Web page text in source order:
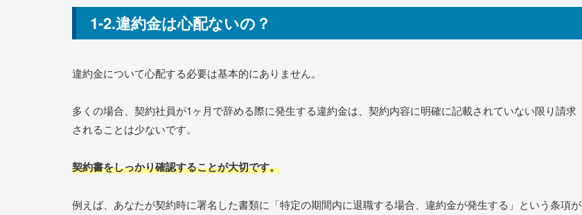
1-2.違約金は心配ないの？
違約金について心配する必要は基本的にありません。
多くの場合、契約社員が1ヶ月で辞める際に発生する違約金は、契約内容に明確に記載されていない限り請求
されることは少ないです。
契約書をしっかり確認することが大切です。
例えば、あなたが契約時に署名した書類に「特定の期間内に退職する場合、違約金が発生する」という条項が